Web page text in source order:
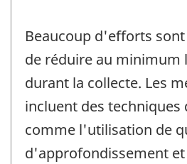
Beaucoup d'efforts
de réduire au minimum
durant la collecte. Les
incluent des
comme l'utilisation de
d'approfondissement